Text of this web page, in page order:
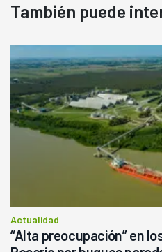
También puede
Actualidad
“Alta preocupación” en